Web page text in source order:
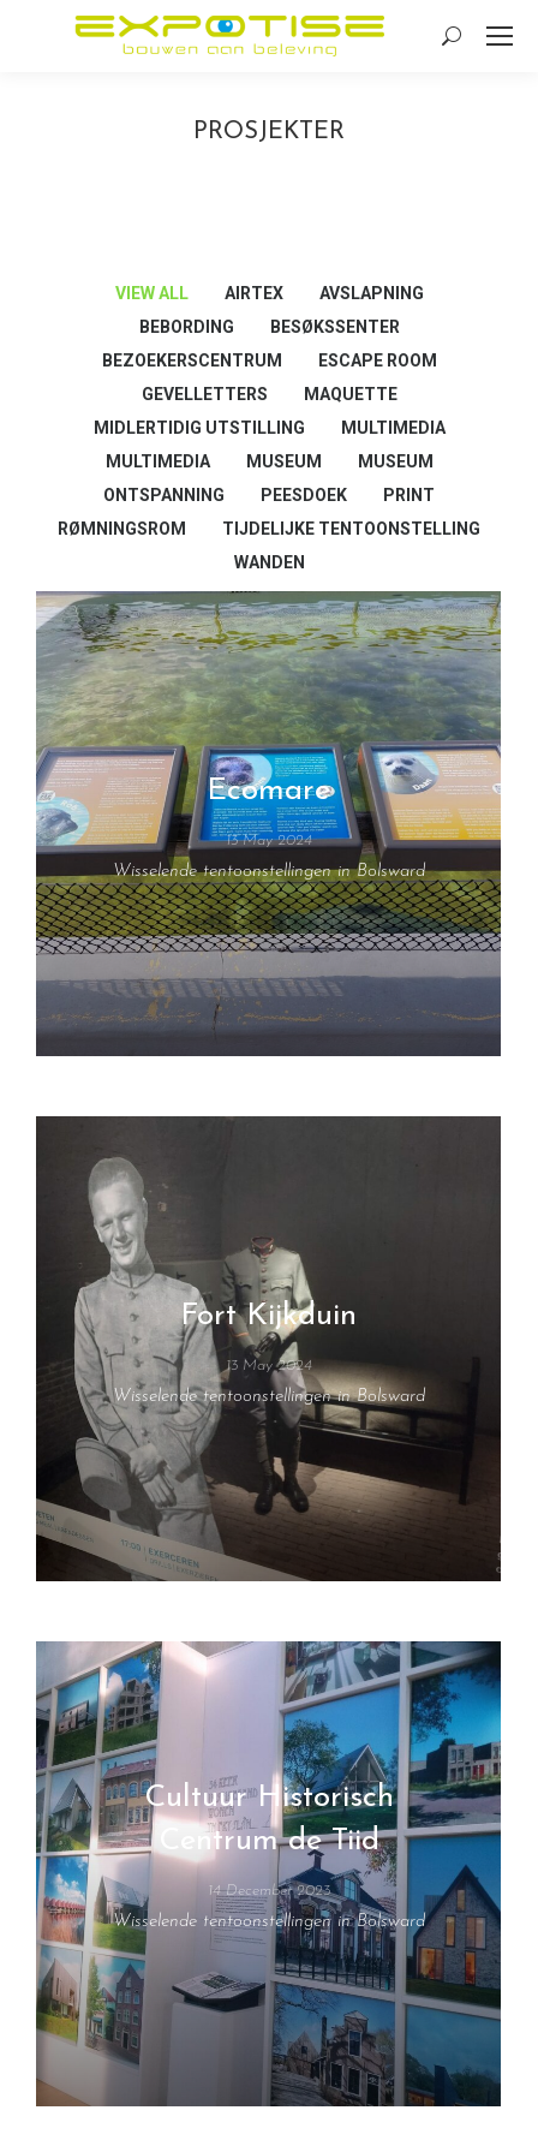
Search:
PROSJEKTER
VIEW ALL AIRTEX
AVSLAPNING
BEBORDING
BESØKSSENTER
BEZOEKERSCENTRUM
ESCAPE ROOM
GEVELLETTERS
MAQUETTE
MIDLERTIDIG UTSTILLING
MULTIMEDIA
MULTIMEDIA
MUSEUM
MUSEUM
ONTSPANNING
PEESDOEK
PRINT
RØMNINGSROM
TIJDELIJKE TENTOONSTELLING
WANDEN
Ecomare
13 May 2024
Wisselende tentoonstellingen in Bolsward
Fort Kijkduin
13 May 2024
Wisselende tentoonstellingen in Bolsward
Cultuur Historisch
Centrum de Tiid
14 December 2023
Wisselende tentoonstellingen in Bolsward